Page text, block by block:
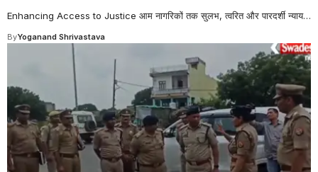
Enhancing Access to Justice आम नागरिकों तक सुलभ, त्वरित और पारदर्शी न्याय…
ByYoganand Shrivastava